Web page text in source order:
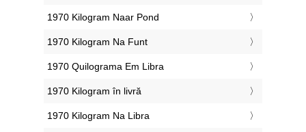
‎1970 Kilogram Naar Pond
‎1970 Kilogram Na Funt
‎1970 Quilograma Em Libra
‎1970 Kilogram în livră
‎1970 Kilogram Na Libra